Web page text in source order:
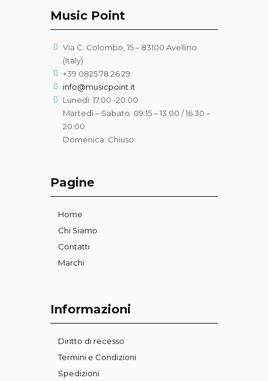
Music Point
Via C. Colombo, 15 – 83100 Avellino
(Italy)
+39 0825 78 26 29
info@musicpoint.it
Lunedì: 17.00 -20.00
Martedì – Sabato: 09:15 – 13.00 / 16.30 –
20.00
Domenica: Chiuso
Pagine
Home
Chi Siamo
Contatti
Marchi
Informazioni
Diritto di recesso
Termini e Condizioni
Spedizioni